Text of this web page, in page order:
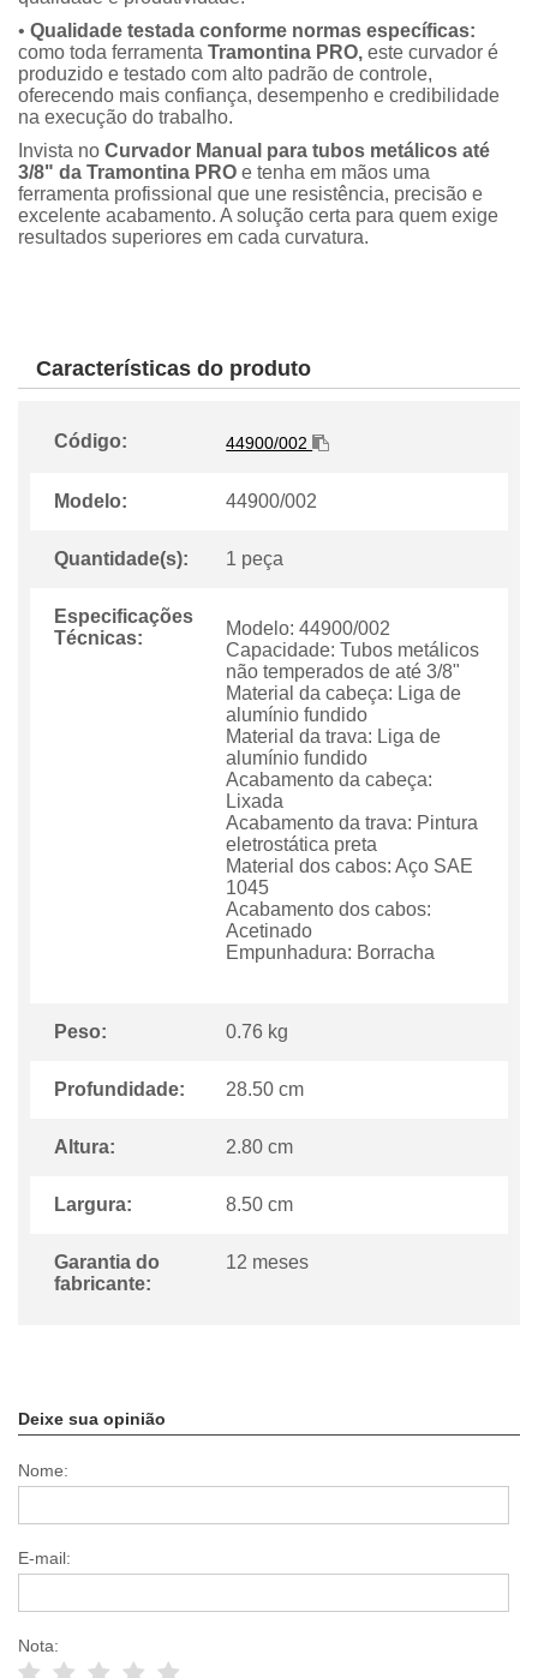
• Qualidade testada conforme normas específicas:
como toda ferramenta Tramontina PRO, este curvador é
produzido e testado com alto padrão de controle,
oferecendo mais confiança, desempenho e credibilidade
na execução do trabalho.
Invista no Curvador Manual para tubos metálicos até
3/8" da Tramontina PRO e tenha em mãos uma
ferramenta profissional que une resistência, precisão e
excelente acabamento. A solução certa para quem exige
resultados superiores em cada curvatura.
Características do produto
Código: 44900/002
Modelo: 44900/002
Quantidade(s): 1 peça
Especificações
Técnicas:
Modelo: 44900/002
Capacidade: Tubos metálicos
não temperados de até 3/8"
Material da cabeça: Liga de
alumínio fundido
Material da trava: Liga de
alumínio fundido
Acabamento da cabeça:
Lixada
Acabamento da trava: Pintura
eletrostática preta
Material dos cabos: Aço SAE
1045
Acabamento dos cabos:
Acetinado
Empunhadura: Borracha
Peso: 0.76 kg
Profundidade: 28.50 cm
Altura: 2.80 cm
Largura: 8.50 cm
Garantia do
fabricante:
12 meses
Deixe sua opinião
Nome:
E-mail:
Nota: